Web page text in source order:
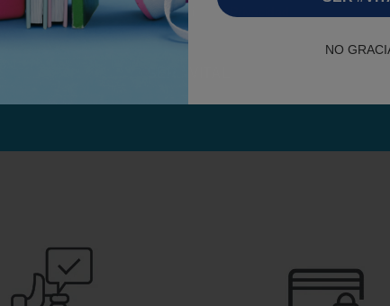
RGPD He leído y acepto la Política de Privacidad
NO